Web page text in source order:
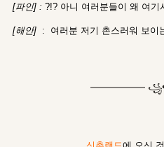
[파인] : ?!? 아니 여러분들이 왜 여기
[해안] : 여러분 저기 촌스러워 보이
━━━━━━